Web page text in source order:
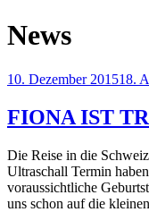
News
Veröffentlicht
10. Dezember 201518.
FIONA IST
Die Reise in die
Ultraschall Termin
voraussichtliche
uns schon auf die